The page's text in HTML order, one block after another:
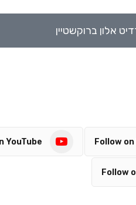
אלון ברוקשטיין
Follow
YouTube
Follow